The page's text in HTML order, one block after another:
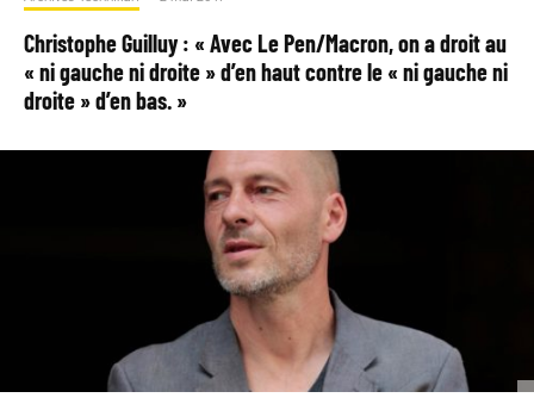
Christophe Guilluy : « Avec Le Pen/Macron, on a droit au
« ni gauche ni droite » d’en haut contre le « ni gauche ni
droite » d’en bas. »